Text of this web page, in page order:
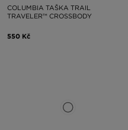
COLUMBIA TAŠKA TRAIL
TRAVELER™ CROSSBODY
550 Kč